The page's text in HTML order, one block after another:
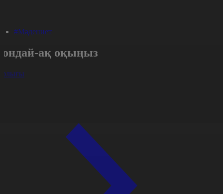
#Мәдениет
ақ оқыңыз